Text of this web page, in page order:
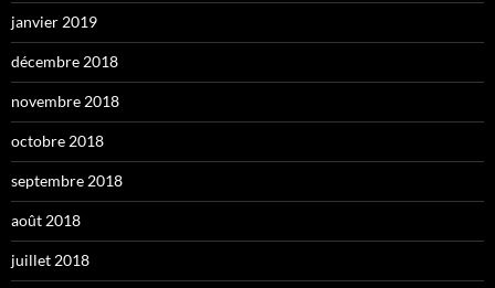
janvier 2019
décembre 2018
novembre 2018
octobre 2018
septembre 2018
août 2018
juillet 2018